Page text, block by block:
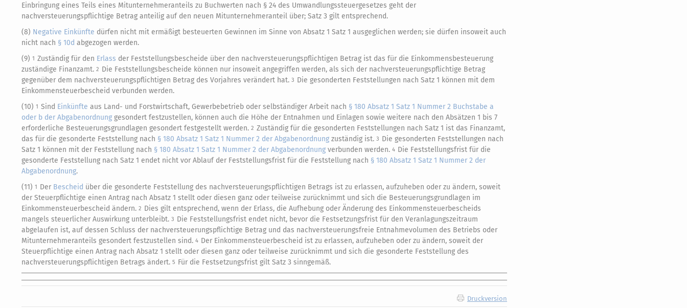
Einbringung eines Teils eines Mitunternehmeranteils zu Buchwerten nach § 24 des Umwandlungssteuergesetzes geht der
nachversteuerungspflichtige Betrag anteilig auf den neuen Mitunternehmeranteil über; Satz 3 gilt entsprechend.
(8) Negative Einkünfte dürfen nicht mit ermäßigt besteuerten Gewinnen im Sinne von Absatz 1 Satz 1 ausgeglichen werden; sie dürfen insoweit auch
nicht nach § 10d abgezogen werden.
(9) 1 Zuständig für den Erlass der Feststellungsbescheide über den nachversteuerungspflichtigen Betrag ist das für die Einkommensbesteuerung
zuständige Finanzamt. 2 Die Feststellungsbescheide können nur insoweit angegriffen werden, als sich der nachversteuerungspflichtige Betrag
gegenüber dem nachversteuerungspflichtigen Betrag des Vorjahres verändert hat. 3 Die gesonderten Feststellungen nach Satz 1 können mit dem
Einkommensteuerbescheid verbunden werden.
(10) 1 Sind Einkünfte aus Land- und Forstwirtschaft, Gewerbebetrieb oder selbständiger Arbeit nach § 180 Absatz 1 Satz 1 Nummer 2 Buchstabe a
oder b der Abgabenordnung gesondert festzustellen, können auch die Höhe der Entnahmen und Einlagen sowie weitere nach den Absätzen 1 bis 7
erforderliche Besteuerungsgrundlagen gesondert festgestellt werden. 2 Zuständig für die gesonderten Feststellungen nach Satz 1 ist das Finanzamt,
das für die gesonderte Feststellung nach § 180 Absatz 1 Satz 1 Nummer 2 der Abgabenordnung zuständig ist. 3 Die gesonderten Feststellungen nach
Satz 1 können mit der Feststellung nach § 180 Absatz 1 Satz 1 Nummer 2 der Abgabenordnung verbunden werden. 4 Die Feststellungsfrist für die
gesonderte Feststellung nach Satz 1 endet nicht vor Ablauf der Feststellungsfrist für die Feststellung nach § 180 Absatz 1 Satz 1 Nummer 2 der
Abgabenordnung.
(11) 1 Der Bescheid über die gesonderte Feststellung des nachversteuerungspflichtigen Betrags ist zu erlassen, aufzuheben oder zu ändern, soweit
der Steuerpflichtige einen Antrag nach Absatz 1 stellt oder diesen ganz oder teilweise zurücknimmt und sich die Besteuerungsgrundlagen im
Einkommensteuerbescheid ändern. 2 Dies gilt entsprechend, wenn der Erlass, die Aufhebung oder Änderung des Einkommensteuerbescheids
mangels steuerlicher Auswirkung unterbleibt. 3 Die Feststellungsfrist endet nicht, bevor die Festsetzungsfrist für den Veranlagungszeitraum
abgelaufen ist, auf dessen Schluss der nachversteuerungspflichtige Betrag und das nachversteuerungsfreie Entnahmevolumen des Betriebs oder
Mitunternehmeranteils gesondert festzustellen sind. 4 Der Einkommensteuerbescheid ist zu erlassen, aufzuheben oder zu ändern, soweit der
Steuerpflichtige einen Antrag nach Absatz 1 stellt oder diesen ganz oder teilweise zurücknimmt und sich die gesonderte Feststellung des
nachversteuerungspflichtigen Betrags ändert. 5 Für die Festsetzungsfrist gilt Satz 3 sinngemäß.
Druckversion